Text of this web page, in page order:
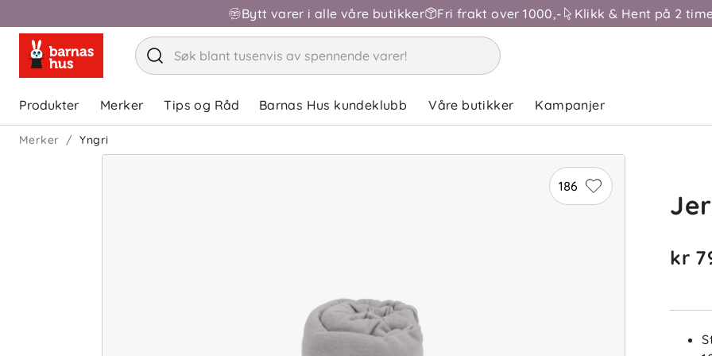
Bytt varer i alle våre butikker Fri frakt over 1000,- Klikk & Hent på 2
Produkter Merker Tips og Råd Barnas Hus kundeklubb Våre butikker Kampanjer
Merker Yngri
186
kr